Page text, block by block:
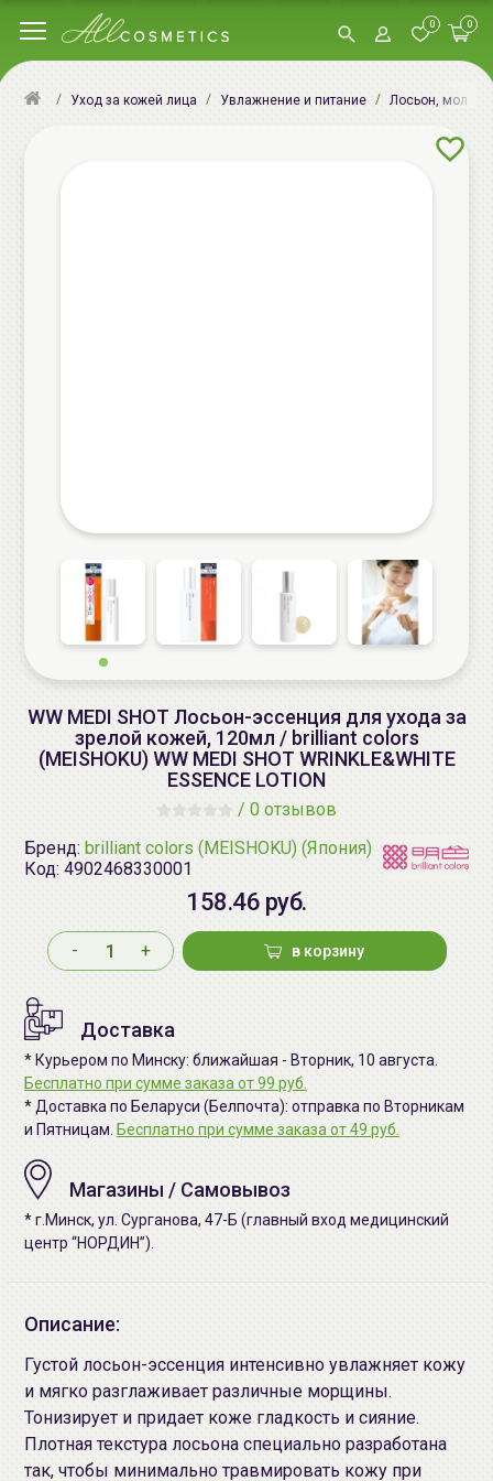
0 0
Уход за кожей лица Увлажнение и питание Лосьон,
WW MEDI SHOT Лосьон-эссенция для ухода за
зрелой кожей, 120мл / brilliant colors
(MEISHOKU) WW MEDI SHOT WRINKLE&WHITE
ESSENCE LOTION
/ 0 отзывов
Бренд: brilliant colors (MEISHOKU) (Япония)
Код: 4902468330001
158.46 руб.
- + в корзину
Доставка
* Курьером по Минску: ближайшая - Вторник, 10 августа.
Бесплатно при сумме заказа от 99 руб.
* Доставка по Беларуси (Белпочта): отправка по Вторникам
и Пятницам. Бесплатно при сумме заказа от 49 руб.
Магазины / Самовывоз
* г.Минск, ул. Сурганова, 47-Б (главный вход медицинский
центр “НОРДИН”).
Описание:
Густой лосьон-эссенция интенсивно увлажняет кожу
и мягко разглаживает различные морщины.
Тонизирует и придает коже гладкость и сияние.
Плотная текстура лосьона специально разработана
так, чтобы минимально травмировать кожу при